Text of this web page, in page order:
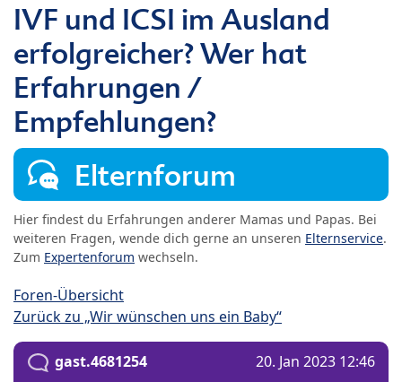
IVF und ICSI im Ausland
erfolgreicher? Wer hat
Erfahrungen /
Empfehlungen?
Elternforum
Hier findest du Erfahrungen anderer Mamas und Papas. Bei
weiteren Fragen, wende dich gerne an unseren Elternservice.
Zum Expertenforum wechseln.
Foren-Übersicht
Zurück zu „Wir wünschen uns ein Baby“
gast.4681254 20. Jan 2023 12:46